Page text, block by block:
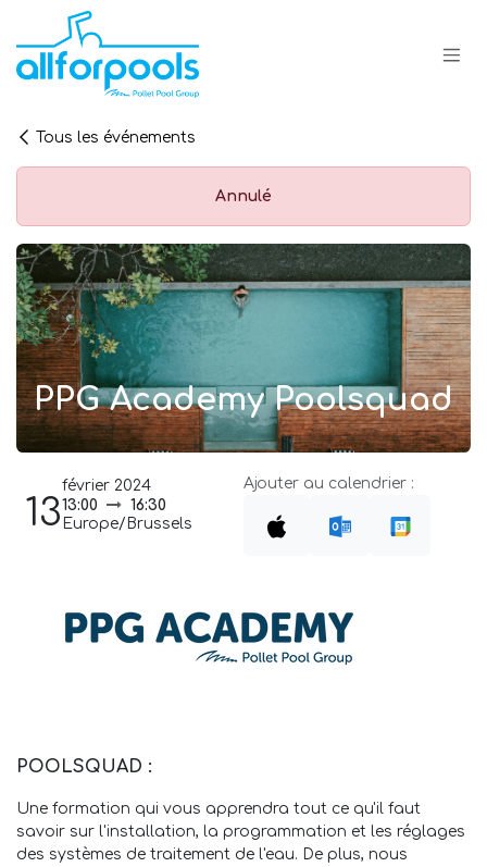
Se rendre au contenu
Tous les événements
Annulé
PPG Academy Poolsquad
13
février 2024
13:00
16:30
Europe/Brussels
Ajouter au calendrier :
POOLSQUAD :
Une formation qui vous apprendra tout ce qu'il faut
savoir sur l'installation, la programmation et les réglages
des systèmes de traitement de l'eau. De plus, nous